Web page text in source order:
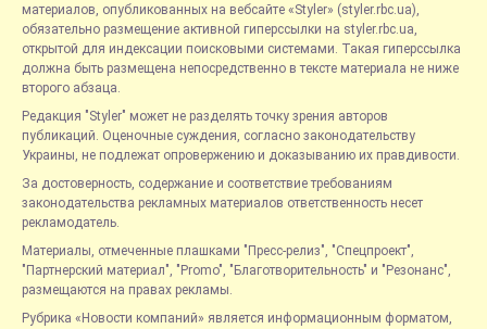
материалов, опубликованных на вебсайте «Styler» (styler.rbc.ua),
обязательно размещение активной гиперссылки на styler.rbc.ua,
открытой для индексации поисковыми системами. Такая гиперссылка
должна быть размещена непосредственно в тексте материала не ниже
второго абзаца.
Редакция "Styler" может не разделять точку зрения авторов
публикаций. Оценочные суждения, согласно законодательству
Украины, не подлежат опровержению и доказыванию их правдивости.
За достоверность, содержание и соответствие требованиям
законодательства рекламных материалов ответственность несет
рекламодатель.
Материалы, отмеченные плашками "Пресс-релиз", "Спецпроект",
"Партнерский материал", "Promo", "Благотворительность" и "Резонанс",
размещаются на правах рекламы.
Рубрика «Новости компаний» является информационным форматом,